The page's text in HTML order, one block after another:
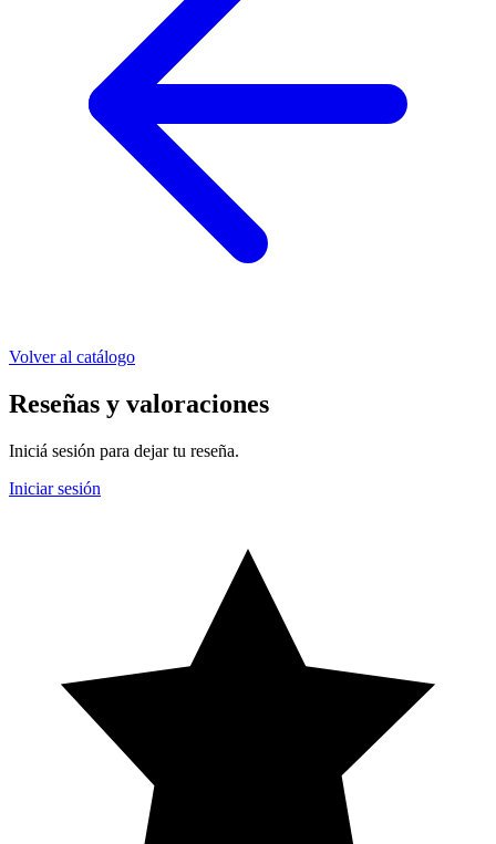
Volver al catálogo
Reseñas y valoraciones
Iniciá sesión para dejar tu reseña.
Iniciar sesión